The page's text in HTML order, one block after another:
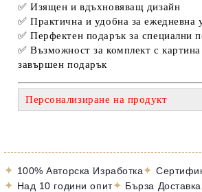
✅Изящен и вдъхновяващ дизайн
✅Практична и удобна за ежедневна
✅Перфектен подарък за специални
✅Възможност за комплект с картина
завършен подарък
Персонализиране на продукт
✦ 100% Авторска Изработка✦
✦ Над 10 години опит✦ Бърза